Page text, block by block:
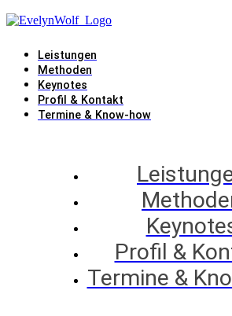
Leistungen
Methoden
Keynotes
Profil & Kontakt
Termine & Know-how
Profil &
Termine &